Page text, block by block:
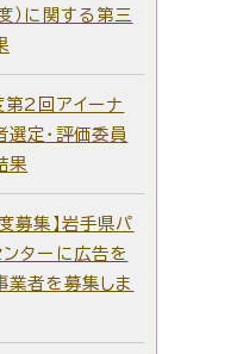
）に関する第三
2回アイーナ
選定・評価委員
果
募集】岩手県パ
ンターに広告を
業者を募集しま